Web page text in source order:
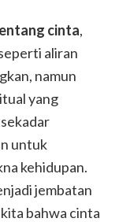
cinta,
aliran
namun
yang
untuk
kehidupan.
jembatan
bahwa cinta